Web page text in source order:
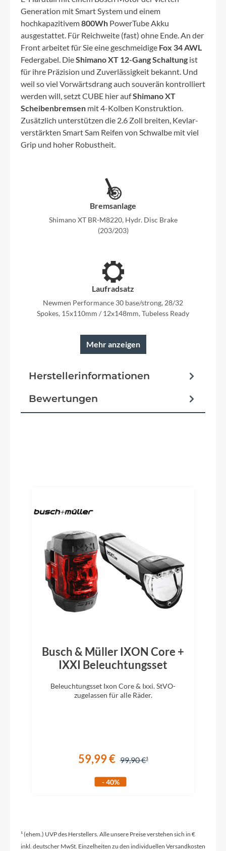
Generation mit Smart System und einem
hochkapazitivem800Wh PowerTube Akku
ausgestattet. Für Reichweite (fast) ohne Ende. An der
Front arbeitet für Sie eine geschmeidige Fox 34 AWL
Federgabel. DieShimano XT 12-Gang Schaltung ist
für ihre Präzision und Zuverlässigkeit bekannt. Und
weil so viel Vorwärtsdrang auch souverän kontrolliert
werden will, setzt CUBE hier aufShimano XT
Scheibenbremsen mit 4-Kolben Konstruktion.
Zusätzlich unterstützen die 2.6 Zoll breiten, Kevlar-
verstärkten Smart Sam Reifen von Schwalbe mit viel
Grip und hoher Robustheit.
Bremsanlage
Shimano XT BR-M8220, Hydr. Disc Brake
(203/203)
Laufradsatz
Newmen Performance 30 base/strong, 28/32
Spokes, 15x110mm / 12x148mm, Tubeless Ready
Rahmen
Technology, Agile Ride Geometry, Boost148, Full-
Suspension Integrated Battery, Advanced Internal
ACID PP Trekking
Vorbau
CUBE Performance Stem E-MTB 35, FPI-Link
2026
Bosch 4A
Shimano XT RD-M8100-SGS, ShadowPlus, 12-
Speed
Mehr anzeigen
Herstellerinformationen
Bewertungen
Busch & Müller IXON Core +
IXXI Beleuchtungsset
Beleuchtungsset Ixon Core & Ixxi. StVO-
zugelassen für alle Räder.
59,99 € 99,90 €
- 40%
¹ (ehem.) UVP des Herstellers. Alle unsere Preise verstehen sich in €
inkl. deutscher MwSt. Einzelheiten zu den individuellen Versandkosten